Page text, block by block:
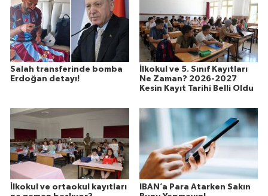
Salah transferinde bomba
Erdoğan detayı!
İlkokul ve 5. Sınıf Kayıtları
Ne Zaman? 2026-2027
Kesin Kayıt Tarihi Belli Oldu
İlkokul ve ortaokul kayıtları
IBAN’a Para Atarken Sakın